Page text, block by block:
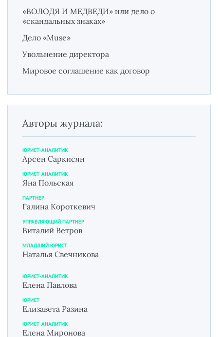
«ВОЛОДЯ И МЕДВЕДИ» или дело о
«скандальных знаках»
Дело «Muse»
Увольнение директора
Мировое соглашение как договор
Авторы журнала:
ЮРИСТ-АНАЛИТИК
Арсен Саркисян
ЮРИСТ-АНАЛИТИК
Яна Польская
ПАРТНЕР
Галина Короткевич
УПРАВЛЯЮЩИЙ ПАРТНЕР
Виталий Ветров
МЛАДШИЙ ЮРИСТ
Наталья Свечникова
ЮРИСТ-АНАЛИТИК
Елена Павлова
ЮРИСТ
Елизавета Разина
ЮРИСТ-АНАЛИТИК
Елена Миронова